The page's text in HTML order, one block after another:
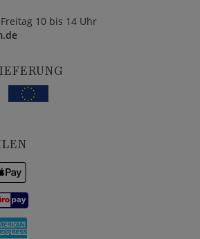
10 bis 14 Uhr